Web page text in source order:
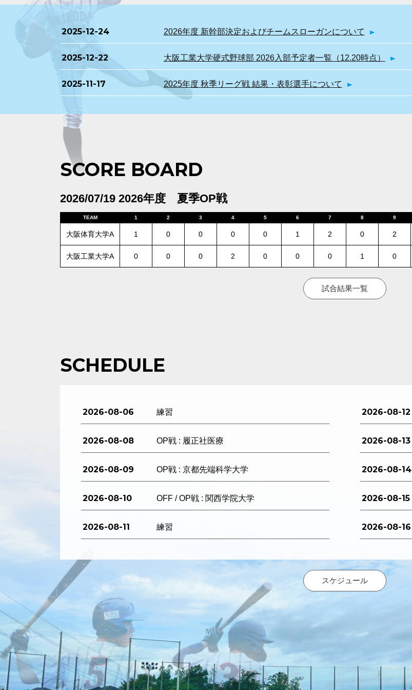
2025-12-24 2026年度 新幹部決定およびチームスローガンについて
2025-12-22 大阪工業大学硬式野球部 2026入部予定者一覧（12.20時点）
2025-11-17 2025年度 秋季リーグ戦 結果・表彰選手について
SCORE BOARD
2026/07/19 2026年度 夏季OP戦
TEAM 1 2 3 4 5 6 7 8 9
大阪体育大学A 1 0 0 0 0 1 2 0 2
大阪工業大学A 0 0 0 2 0 0 0 1 0
試合結果一覧
SCHEDULE
2026-08-06 練習
2026-08-08 OP戦 : 履正社医療
2026-08-09 OP戦 : 京都先端科学大学
2026-08-10 OFF / OP戦 : 関西学院大学
2026-08-11 練習
2026-08-12
2026-08-13
2026-08-14
2026-08-15
2026-08-16
スケジュール